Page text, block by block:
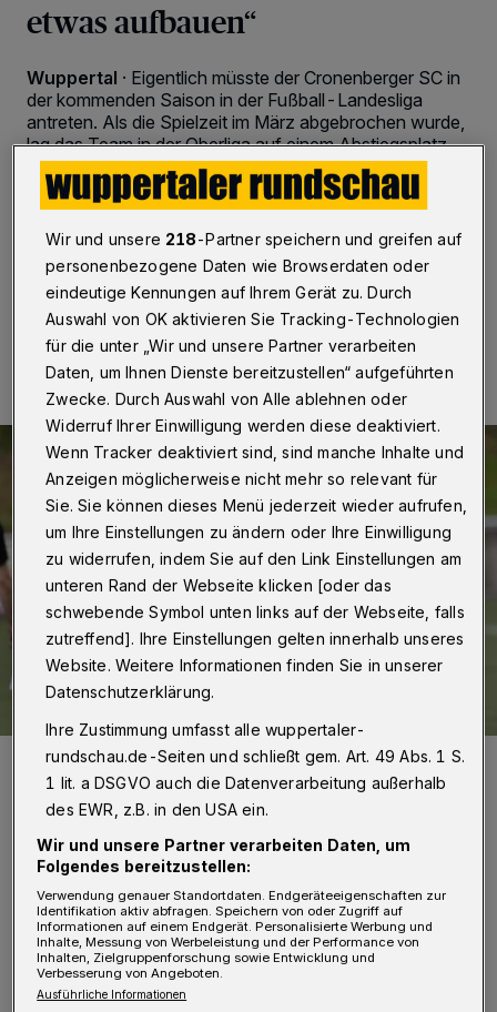
etwas aufbauen“
Wuppertal · Eigentlich müsste der Cronenberger SC in
der kommenden Saison in der Fußball-Landesliga
antreten. Als die Spielzeit im März abgebrochen wurde,
lag das Team in der Oberliga auf einem Abstiegsplatz.
Die Corona-Pandemie „rettete“ den CSC vor dem
Gang in die Sechstklassigkeit. Nun folgt der Neustart.
„Wir wollen hier mit einer jungen Mannschaft etwas
aufbauen“, kündigt der neue Trainer Axel Kilz an.
28.07.2020 , 20:38 Uhr 2 Minuten Lesezeit
Axel Kilz gibt an der Hauptstraße nun die Richtung an.
Foto: Dirk Freund
Von Jörn Koldehoff
er Auftakt in die Testspiel-Serie verlief
Wir und unsere 218-Partner speichern und greifen auf
personenbezogene Daten wie Browserdaten oder
eindeutige Kennungen auf Ihrem Gerät zu. Durch
Auswahl von OK aktivieren Sie Tracking-Technologien
für die unter „Wir und unsere Partner verarbeiten
Daten, um Ihnen Dienste bereitzustellen“ aufgeführten
Zwecke. Durch Auswahl von Alle ablehnen oder
Widerruf Ihrer Einwilligung werden diese deaktiviert.
Wenn Tracker deaktiviert sind, sind manche Inhalte und
Anzeigen möglicherweise nicht mehr so relevant für
Sie. Sie können dieses Menü jederzeit wieder aufrufen,
um Ihre Einstellungen zu ändern oder Ihre Einwilligung
zu widerrufen, indem Sie auf den Link Einstellungen am
unteren Rand der Webseite klicken [oder das
schwebende Symbol unten links auf der Webseite, falls
zutreffend]. Ihre Einstellungen gelten innerhalb unseres
Website. Weitere Informationen finden Sie in unserer
Datenschutzerklärung.
Ihre Zustimmung umfasst alle wuppertaler-
rundschau.de-Seiten und schließt gem. Art. 49 Abs. 1 S.
1 lit. a DSGVO auch die Datenverarbeitung außerhalb
des EWR, z.B. in den USA ein.
Wir und unsere Partner verarbeiten Daten, um
Folgendes bereitzustellen:
Verwendung genauer Standortdaten. Endgeräteeigenschaften zur
Identifikation aktiv abfragen. Speichern von oder Zugriff auf
Informationen auf einem Endgerät. Personalisierte Werbung und
Inhalte, Messung von Werbeleistung und der Performance von
Inhalten, Zielgruppenforschung sowie Entwicklung und
Verbesserung von Angeboten.
Ausführliche Informationen